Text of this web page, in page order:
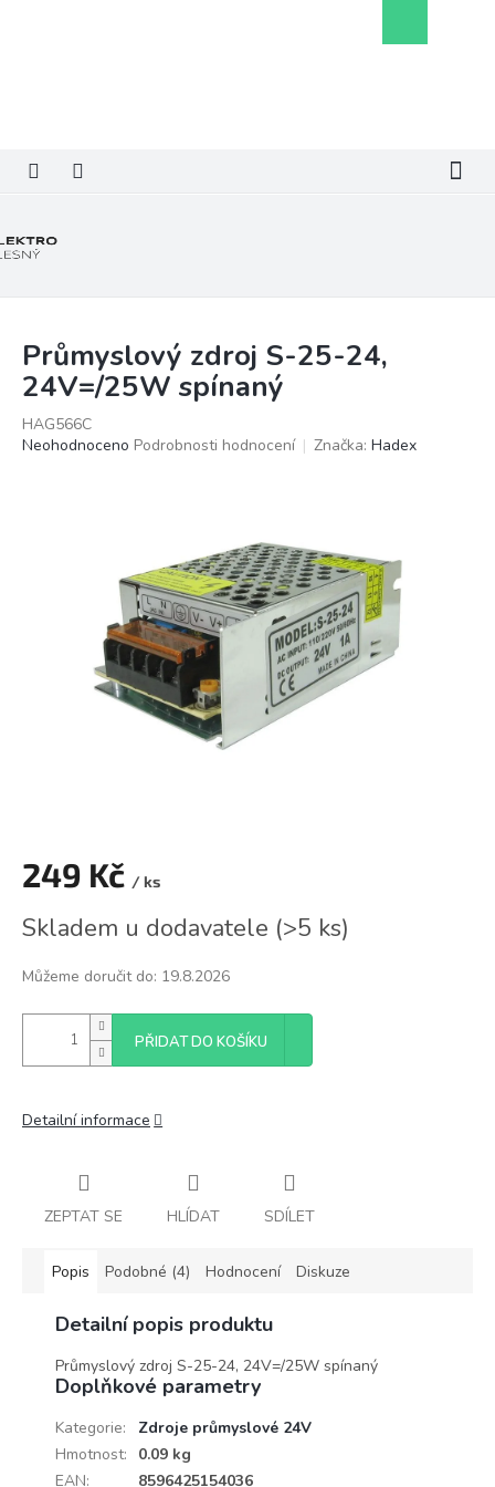
košík
Průmyslový zdroj S-25-24,
24V=/25W spínaný
HAG566C
Průměrné
Neohodnoceno Podrobnosti hodnocení Značka: Hadex
249 Kč / ks
cena:
Skladem u dodavatele (>5 ks)
Můžeme doručit do: 19.8.2026
PŘIDAT DO KOŠÍKU
Detailní informace
ZEPTAT SE HLÍDAT SDÍLET
Popis Podobné (4) Hodnocení Diskuze
Detailní popis produktu
Průmyslový zdroj S-25-24, 24V=/25W spínaný
Doplňkové parametry
Kategorie:
Zdroje průmyslové 24V
Hmotnost:
0.09 kg
EAN: 8596425154036